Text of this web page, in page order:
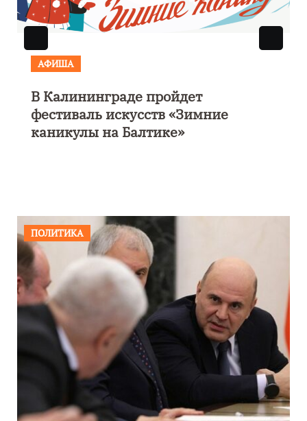
АФИША
В Калининграде пройдет
фестиваль искусств «Зимние
каникулы на Балтике»
ПОЛИТИКА